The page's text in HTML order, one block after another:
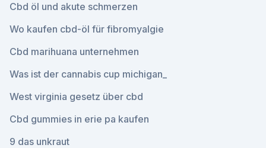
Cbd öl und akute schmerzen
Wo kaufen cbd-öl für fibromyalgie
Cbd marihuana unternehmen
Was ist der cannabis cup michigan_
West virginia gesetz über cbd
Cbd gummies in erie pa kaufen
9 das unkraut